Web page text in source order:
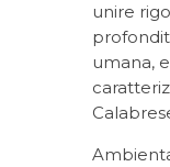
unire
umana,